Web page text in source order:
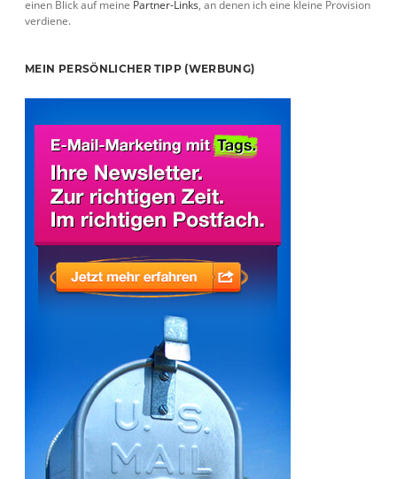
einen Blick auf meine Partner-Links, an denen ich eine kleine Provision
verdiene.
MEIN PERSÖNLICHER TIPP (WERBUNG)